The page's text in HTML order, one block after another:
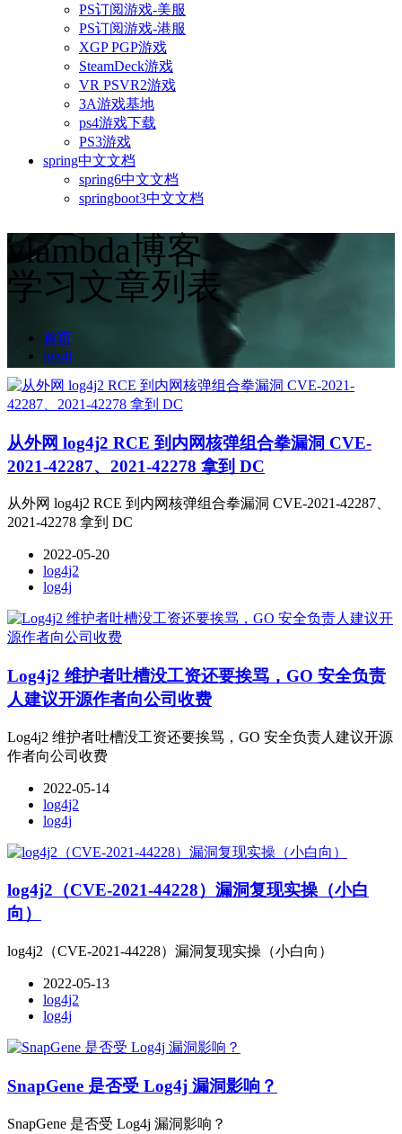
PS订阅游戏-美服
PS订阅游戏-港服
XGP PGP游戏
SteamDeck游戏
VR PSVR2游戏
3A游戏基地
ps4游戏下载
PS3游戏
spring中文文档
spring6中文文档
springboot3中文文档
vlambda博客
学习文章列表
首页
log4j
从外网 log4j2 RCE 到内网核弹组合拳漏洞 CVE-
2021-42287、2021-42278 拿到 DC
从外网 log4j2 RCE 到内网核弹组合拳漏洞 CVE-2021-42287、
2021-42278 拿到 DC
2022-05-20
log4j2
log4j
Log4j2 维护者吐槽没工资还要挨骂，GO 安全负责
人建议开源作者向公司收费
Log4j2 维护者吐槽没工资还要挨骂，GO 安全负责人建议开源
作者向公司收费
2022-05-14
log4j2
log4j
log4j2（CVE-2021-44228）漏洞复现实操（小白
向）
log4j2（CVE-2021-44228）漏洞复现实操（小白向）
2022-05-13
log4j2
log4j
SnapGene 是否受 Log4j 漏洞影响？
SnapGene 是否受 Log4j 漏洞影响？